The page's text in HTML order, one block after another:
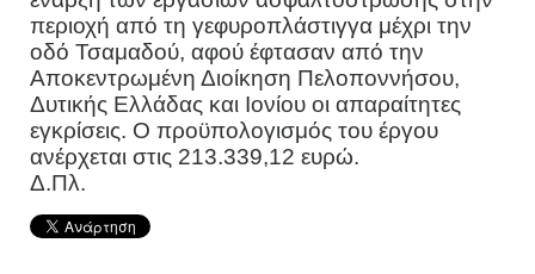
περιοχή από τη γεφυροπλάστιγγα μέχρι την
οδό Τσαμαδού, αφού έφτασαν από την
Αποκεντρωμένη Διοίκηση Πελοποννήσου,
Δυτικής Ελλάδας και Ιονίου οι απαραίτητες
εγκρίσεις. Ο προϋπολογισμός του έργου
ανέρχεται στις 213.339,12 ευρώ.
Δ.Πλ.